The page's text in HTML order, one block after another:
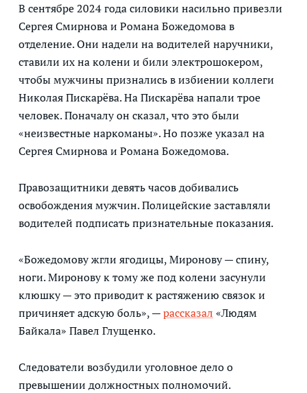
В сентябре 2024 года силовики насильно привезли
Сергея Смирнова и Романа Божедомова в
отделение. Они надели на водителей наручники,
ставили их на колени и били электрошокером,
чтобы мужчины признались в избиении коллеги
Николая Пискарёва. На Пискарёва напали трое
человек. Поначалу он сказал, что это были
«неизвестные наркоманы». Но позже указал на
Сергея Смирнова и Романа Божедомова.
Правозащитники девять часов добивались
освобождения мужчин. Полицейские заставляли
водителей подписать признательные показания.
«Божедомову жгли ягодицы, Миронову — спину,
ноги. Миронову к тому же под колени засунули
клюшку — это приводит к растяжению связок и
причиняет адскую боль», —рассказал «Людям
Байкала» Павел Глущенко.
Следователи возбудили уголовное дело о
превышении должностных полномочий.